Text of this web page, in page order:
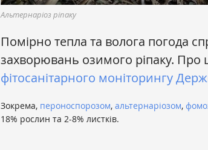
Альтернаріоз ріпаку
Помірно тепла та волога погода
захворювань озимого ріпаку. Про
фітосанітарного моніторингу
Зокрема, пероноспорозом, альтернаріозом,
18% рослин та 2-8% листків.